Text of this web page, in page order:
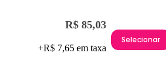
R$ 85,03
+R$ 7,65 em taxa
Selecionar